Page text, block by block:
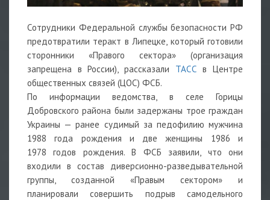
Сотрудники Федеральной службы безопасности РФ
предотвратили теракт в Липецке, который готовили
сторонники «Правого сектора» (организация
запрещена в России), рассказали
ТАСС в Центре
общественных связей (ЦОС) ФСБ.
По информации ведомства, в селе Горицы
Добровского района были задержаны трое граждан
Украины — ранее судимый за педофилию мужчина
1988 года рождения и две женщины 1986 и
1978 годов рождения. В ФСБ заявили, что они
входили в состав диверсионно-разведывательной
группы, созданной «Правым сектором» и
планировали совершить подрыв самодельного